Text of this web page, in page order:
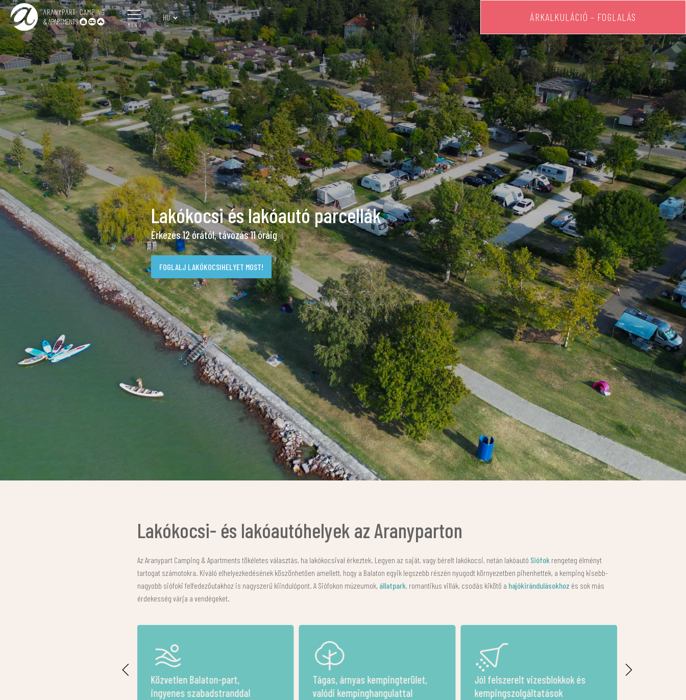
MENÜ
HU ÁRKALKULÁCIÓ – FOGLALÁS
Lakókocsi és lakóautó parcellák
Érkezés 12 órától, távozás 11 óráig
FOGLALJ LAKÓKOCSIHELYET MOST!
Lakókocsi- és lakóautóhelyek az Aranyparton
Az Aranypart Camping & Apartments tökéletes választás, ha lakókocsival érkeztek. Legyen az saját, vagy bérelt lakókocsi, netán lakóautó Siófok rengeteg élményt
tartogat számotokra. Kiváló elhelyezkedésének köszönhetően amellett, hogy a Balaton egyik legszebb részén nyugodt környezetben pihenhettek, a kemping kisebb-
nagyobb siófoki felfedezőutakhoz is nagyszerű kiindulópont. A Siófokon múzeumok, állatpark, romantikus villák, csodás kikötő a hajókirándulásokhoz és sok más
érdekesség várja a vendégeket.
Tágas, árnyas kempingterület,
valódi kempinghangulattal
Jól felszerelt vizesblokkok és
kempingszolgáltatások
Sportolási, kikapcsolódási
lehetőségek a területen belül